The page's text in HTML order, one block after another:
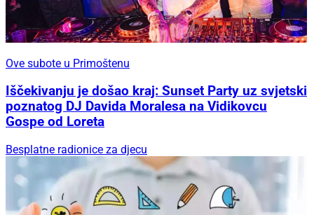
Ove subote u Primoštenu
Iščekivanju je došao kraj: Sunset Party uz svjetski
poznatog DJ Davida Moralesa na Vidikovcu
Gospe od Loreta
Besplatne radionice za djecu